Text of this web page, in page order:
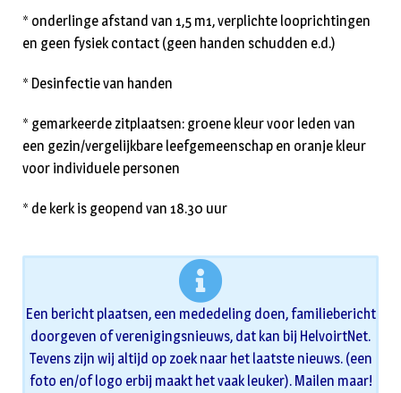
* onderlinge afstand van 1,5 m1, verplichte looprichtingen
en geen fysiek contact (geen handen schudden e.d.)
* Desinfectie van handen
* gemarkeerde zitplaatsen: groene kleur voor leden van
een gezin/vergelijkbare leefgemeenschap en oranje kleur
voor individuele personen
* de kerk is geopend van 18.30 uur
Een bericht plaatsen, een mededeling doen, familiebericht
doorgeven of verenigingsnieuws, dat kan bij HelvoirtNet.
Tevens zijn wij altijd op zoek naar het laatste nieuws. (een
foto en/of logo erbij maakt het vaak leuker). Mailen maar!